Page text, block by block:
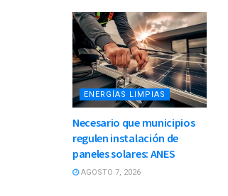
ENERGÍAS LIMPIAS
Necesario que municipios
regulen instalación de
paneles solares: ANES
AGOSTO 7, 2026